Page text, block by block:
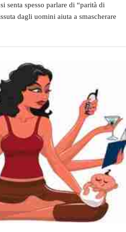
senta spesso parlare di “parità di
dagli uomini aiuta a smascherare